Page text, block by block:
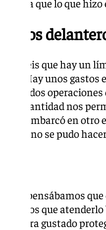
a los
Sabéis que hay un
Hay unos
las dos
esa cantidad nos
se embarcó en
y no se pudo
pensábamos
que
hubiera gustado